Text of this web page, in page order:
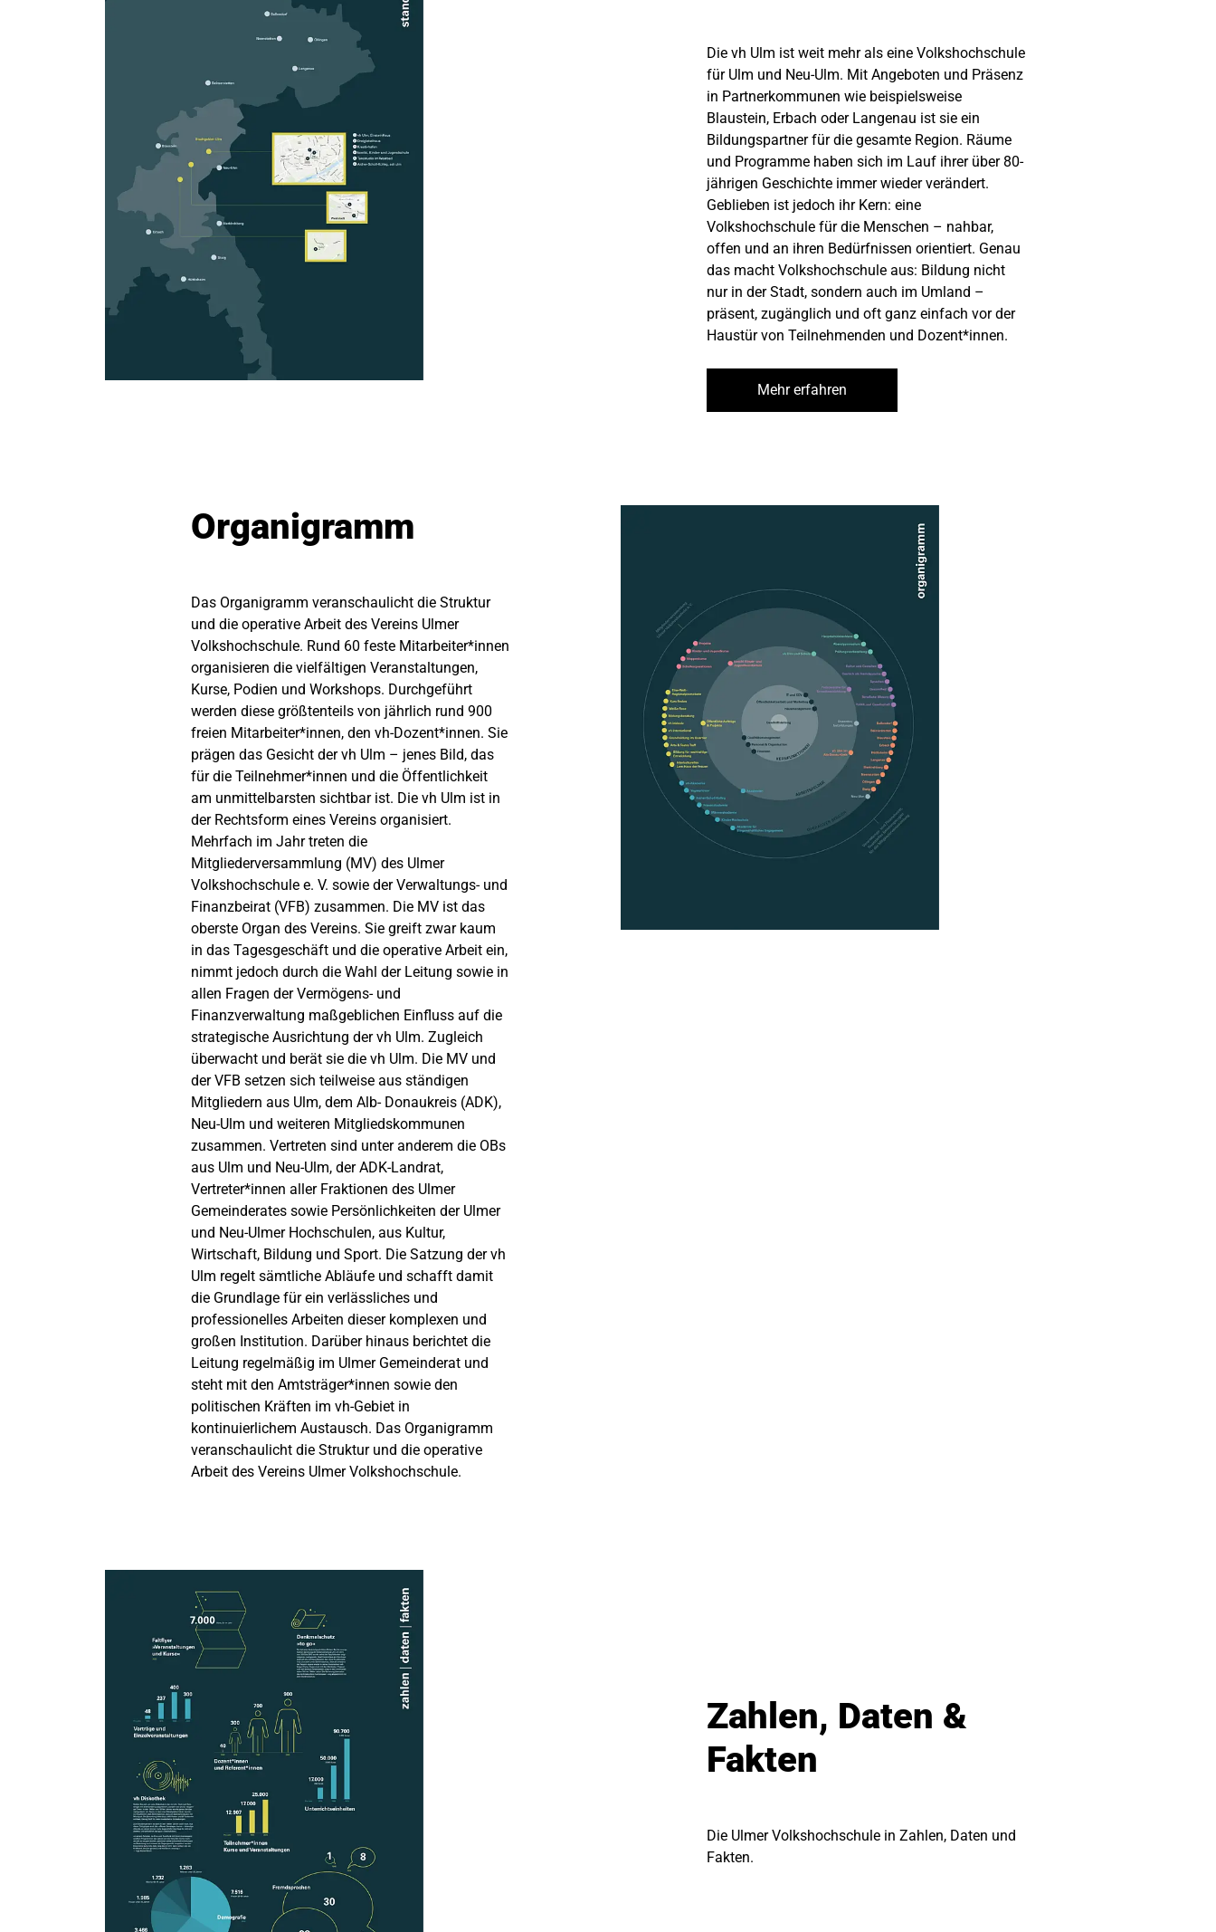
Die vh Ulm ist weit mehr als eine Volkshochschule
für Ulm und Neu-Ulm. Mit Angeboten und Präsenz
in Partnerkommunen wie beispielsweise
Blaustein, Erbach oder Langenau ist sie ein
Bildungspartner für die gesamte Region. Räume
und Programme haben sich im Lauf ihrer über 80-
jährigen Geschichte immer wieder verändert.
Geblieben ist jedoch ihr Kern: eine
Volkshochschule für die Menschen – nahbar,
offen und an ihren Bedürfnissen orientiert. Genau
das macht Volkshochschule aus: Bildung nicht
nur in der Stadt, sondern auch im Umland –
präsent, zugänglich und oft ganz einfach vor der
Haustür von Teilnehmenden und Dozent*innen.
Mehr erfahren
Organigramm
Das Organigramm veranschaulicht die Struktur
und die operative Arbeit des Vereins Ulmer
Volkshochschule. Rund 60 feste Mitarbeiter*innen
organisieren die vielfältigen Veranstaltungen,
Kurse, Podien und Workshops. Durchgeführt
werden diese größtenteils von jährlich rund 900
freien Mitarbeiter*innen, den vh-Dozent*innen. Sie
prägen das Gesicht der vh Ulm – jenes Bild, das
für die Teilnehmer*innen und die Öffentlichkeit
am unmittelbarsten sichtbar ist. Die vh Ulm ist in
der Rechtsform eines Vereins organisiert.
Mehrfach im Jahr treten die
Mitgliederversammlung (MV) des Ulmer
Volkshochschule e. V. sowie der Verwaltungs- und
Finanzbeirat (VFB) zusammen. Die MV ist das
oberste Organ des Vereins. Sie greift zwar kaum
in das Tagesgeschäft und die operative Arbeit ein,
nimmt jedoch durch die Wahl der Leitung sowie in
allen Fragen der Vermögens- und
Finanzverwaltung maßgeblichen Einfluss auf die
strategische Ausrichtung der vh Ulm. Zugleich
überwacht und berät sie die vh Ulm. Die MV und
der VFB setzen sich teilweise aus ständigen
Mitgliedern aus Ulm, dem Alb- Donaukreis (ADK),
Neu-Ulm und weiteren Mitgliedskommunen
zusammen. Vertreten sind unter anderem die OBs
aus Ulm und Neu-Ulm, der ADK-Landrat,
Vertreter*innen aller Fraktionen des Ulmer
Gemeinderates sowie Persönlichkeiten der Ulmer
und Neu-Ulmer Hochschulen, aus Kultur,
Wirtschaft, Bildung und Sport. Die Satzung der vh
Ulm regelt sämtliche Abläufe und schafft damit
die Grundlage für ein verlässliches und
professionelles Arbeiten dieser komplexen und
großen Institution. Darüber hinaus berichtet die
Leitung regelmäßig im Ulmer Gemeinderat und
steht mit den Amtsträger*innen sowie den
politischen Kräften im vh-Gebiet in
kontinuierlichem Austausch. Das Organigramm
veranschaulicht die Struktur und die operative
Arbeit des Vereins Ulmer Volkshochschule.
Zahlen, Daten &
Fakten
Die Ulmer Volkshochschule in Zahlen, Daten und
Fakten.